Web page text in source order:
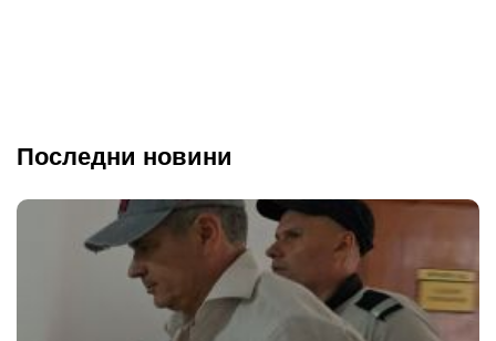
Последни новини